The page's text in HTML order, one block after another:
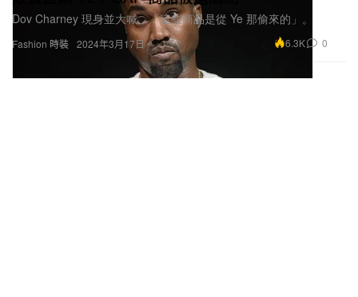
Fashion 時裝
Dov Charney 現身並大喊，「這些商品是從 Ye 那偷來的」。
2024年3月17日 6.3K 0